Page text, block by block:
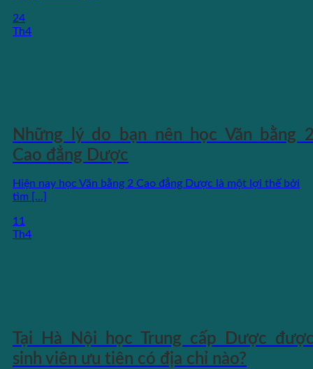
24
Th4
Những lý do bạn nên học Văn bằng
Cao đẳng Dược
Hiện nay học Văn bằng 2 Cao đẳng Dược là một lợi thế bởi
tìm [...]
11
Th4
Tại Hà Nội học Trung cấp Dược
sinh viên ưu tiên có địa chỉ nào?